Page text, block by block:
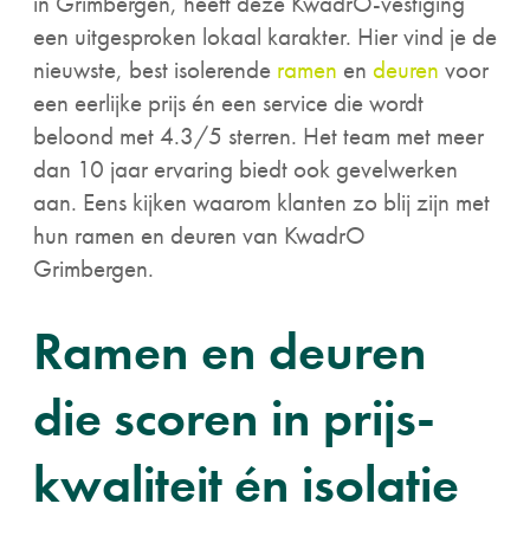
een uitgesproken lokaal karakter. Hier vind je de
nieuwste, best isolerende ramen en deuren voor
een eerlijke prijs én een service die wordt
beloond met 4.3/5 sterren. Het team met meer
dan 10 jaar ervaring biedt ook gevelwerken
aan. Eens kijken waarom klanten zo blij zijn met
hun ramen en deuren van KwadrO
Grimbergen.
Ramen en deuren
die scoren in prijs-
kwaliteit én isolatie